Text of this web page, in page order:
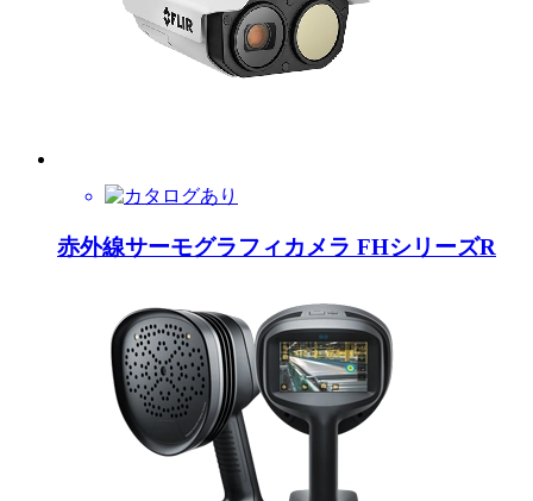
赤外線サーモグラフィカメラ FHシリーズR